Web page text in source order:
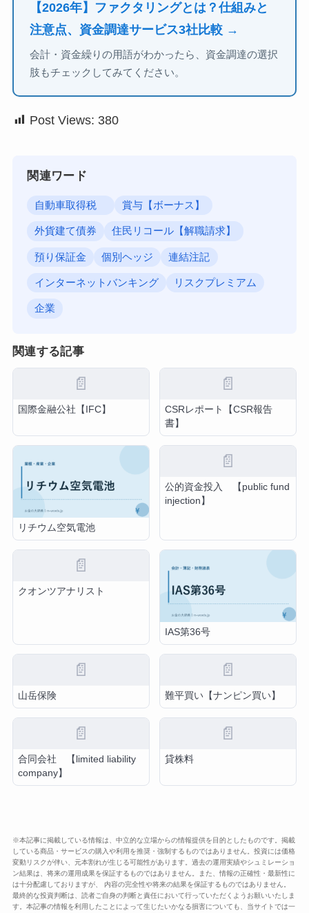
【2026年】ファクタリングとは？仕組みと
注意点、資金調達サービス3社比較 →
会計・資金繰りの用語がわかったら、資金調達の選択
肢もチェックしてみてください。
Post Views: 380
関連ワード
自動車取得税 賞与【ボーナス】
外貨建て債券 住民リコール【解職請求】
預り保証金 個別ヘッジ 連結注記
インターネットバンキング リスクプレミアム
企業
関連する記事
📄
国際金融公社【IFC】
📄
CSRレポート【CSR報告
書】
リチウム空気電池
📄
公的資金投入 【public fund
injection】
📄
クオンツアナリスト
IAS第36号
📄
山岳保険
📄
難平買い【ナンピン買い】
📄
合同会社 【limited liability
company】
📄
貸株料
※本記事に掲載している情報は、中立的な立場からの情報提供を目的としたものです。掲載
している商品・サービスの購入や利用を推奨・強制するものではありません。投資には価格
変動リスクが伴い、元本割れが生じる可能性があります。過去の運用実績やシュミレーショ
ン結果は、将来の運用成果を保証するものではありません。また、情報の正確性・最新性に
は十分配慮しておりますが、 内容の完全性や将来の結果を保証するものではありません。
最終的な投資判断は、読者ご自身の判断と責任において行っていただくようお願いいたしま
す。本記事の情報を利用したことによって生じたいかなる損害についても、当サイトでは一